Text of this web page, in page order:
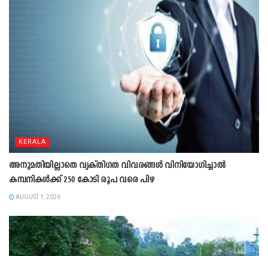
KERALA
അനുമതിയില്ലാതെ വ്യക്തിഗത വിവരങ്ങൾ വിനിയോഗിച്ചാൽ
കമ്പനികൾക്ക് 250 കോടി രൂപ വരെ പിഴ
AUGUST 1, 2026